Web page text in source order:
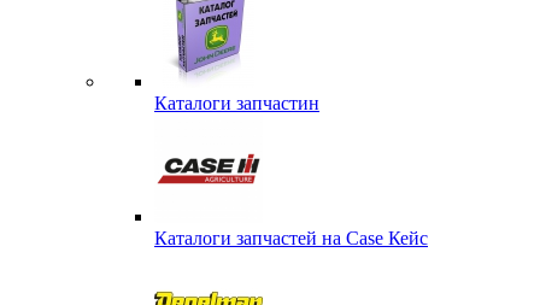
Каталоги запчастин
Каталоги запчастей на Case Кейс